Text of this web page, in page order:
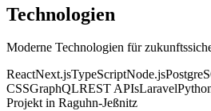
Technologien
Moderne Technologien für
ReactNext.jsTypeScriptNode.js
CSSGraphQLREST APIsLaravel
Projekt in Raguhn-Jeßnitz